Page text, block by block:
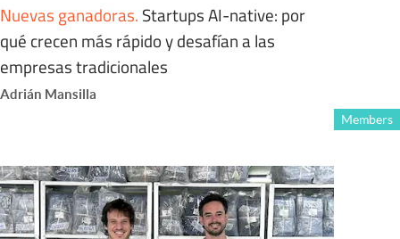
Nuevas ganadoras. Startups AI-native: por
qué crecen más rápido y desafían a las
empresas tradicionales
Adrián Mansilla
Members